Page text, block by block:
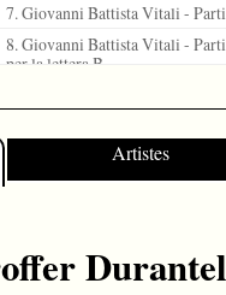
7. Giovanni Battista Vitali -
8. Giovanni Battista Vitali -
per la lettera B
per la lettera B
10. Domenico Gabrielli -
11. Robert de Visée - La
14. Donald Grant - Chrissie’s
Artistes